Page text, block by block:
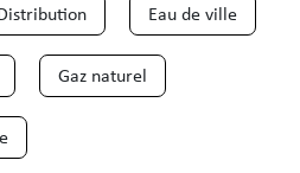
Eau de ville
Gaz naturel